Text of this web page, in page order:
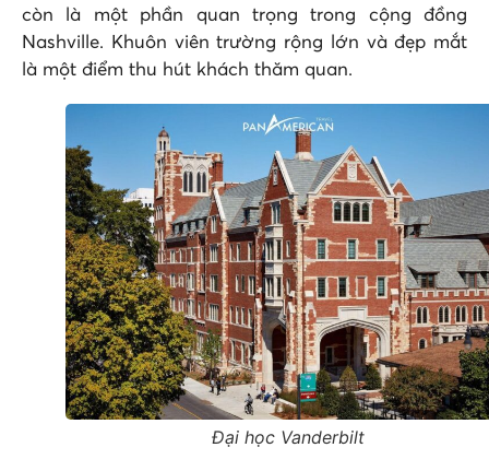
còn là một phần quan trọng trong cộng đồng
Nashville. Khuôn viên trường rộng lớn và đẹp mắt
là một điểm thu hút khách thăm quan.
Đại học Vanderbilt